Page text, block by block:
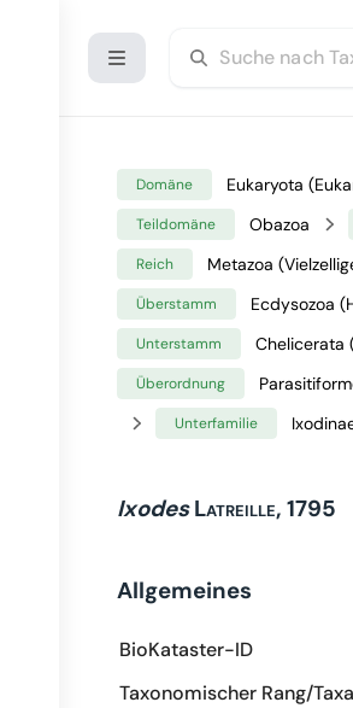
Domäne Eukaryota
Teildomäne Obazoa
Reich Metazoa
Überstamm Ecdysozoa
Unterstamm Chelicerata
Überordnung
Unterfamilie
Ixodes Latreille, 1795
Allgemeines
BioKataster-ID
Taxonomischer Rang/